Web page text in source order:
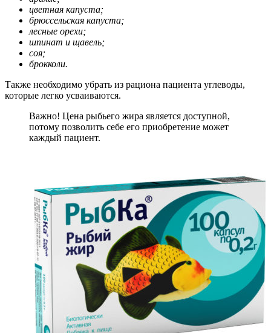
цветная капуста;
брюссельская капуста;
лесные орехи;
шпинат и щавель;
соя;
брокколи.
Также необходимо убрать из рациона пациента углеводы,
которые легко усваиваются.
Важно! Цена рыбьего жира является доступной,
потому позволить себе его приобретение может
каждый пациент.